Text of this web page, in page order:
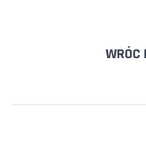
WRÓC